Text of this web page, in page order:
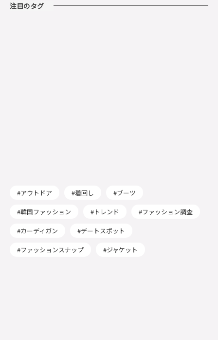
注目のタグ
アウトドア 着回し ブーツ
韓国ファッション トレンド ファッション調査
カーディガン デートスポット
ファッションスナップ ジャケット